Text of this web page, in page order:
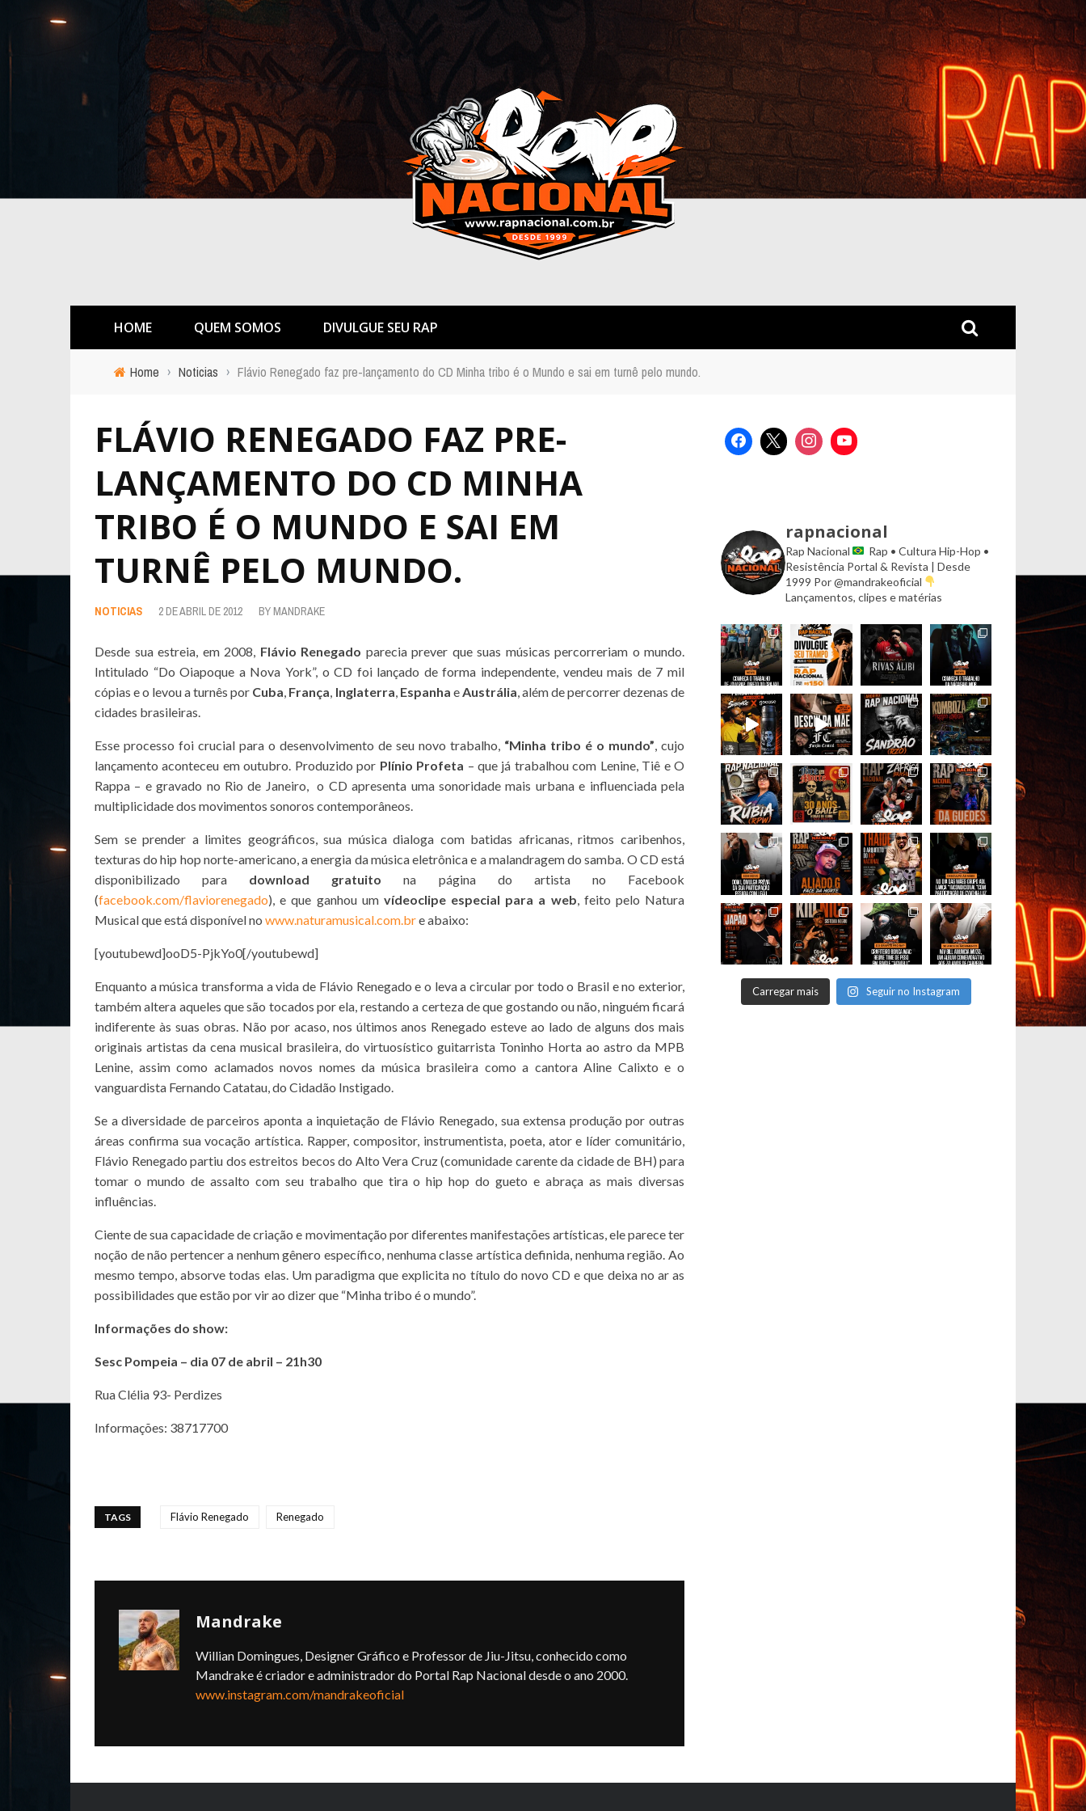
HOME QUEM SOMOS DIVULGUE SEU RAP
Home › Noticias › Flávio Renegado faz pre-lançamento do CD Minha tribo é o Mundo e sai em turnê pelo mundo.
FLÁVIO RENEGADO FAZ PRE-
LANÇAMENTO DO CD MINHA
TRIBO É O MUNDO E SAI EM
TURNÊ PELO MUNDO.
NOTICIAS 2 DE ABRIL DE 2012 BY MANDRAKE
Desde sua estreia, em 2008, Flávio Renegado parecia prever que suas músicas percorreriam o mundo.
Intitulado “Do Oiapoque a Nova York”, o CD foi lançado de forma independente, vendeu mais de 7 mil
cópias e o levou a turnês por Cuba, França, Inglaterra, Espanha eAustrália, além de percorrer dezenas de
cidades brasileiras.
Esse processo foi crucial para o desenvolvimento de seu novo trabalho, “Minha tribo é o mundo”, cujo
lançamento aconteceu em outubro. Produzido por Plínio Profeta – que já trabalhou com Lenine, Tiê e O
Rappa – e gravado no Rio de Janeiro, o CD apresenta uma sonoridade mais urbana e influenciada pela
multiplicidade dos movimentos sonoros contemporâneos.
Sem se prender a limites geográficos, sua música dialoga com batidas africanas, ritmos caribenhos,
texturas do hip hop norte-americano, a energia da música eletrônica e a malandragem do samba. O CD está
disponibilizado para download gratuito na página do artista no Facebook
(facebook.com/flaviorenegado), e que ganhou um vídeoclipe especial para a web, feito pelo Natura
Musical que está disponível no www.naturamusical.com.bre abaixo:
[youtubewd]ooD5-PjkYo0[/youtubewd]
Enquanto a música transforma a vida de Flávio Renegado e o leva a circular por todo o Brasil e no exterior,
também altera aqueles que são tocados por ela, restando a certeza de que gostando ou não, ninguém ficará
indiferente às suas obras. Não por acaso, nos últimos anos Renegado esteve ao lado de alguns dos mais
originais artistas da cena musical brasileira, do virtuosístico guitarrista Toninho Horta ao astro da MPB
Lenine, assim como aclamados novos nomes da música brasileira como a cantora Aline Calixto e o
vanguardista Fernando Catatau, do Cidadão Instigado.
Se a diversidade de parceiros aponta a inquietação de Flávio Renegado, sua extensa produção por outras
áreas confirma sua vocação artística. Rapper, compositor, instrumentista, poeta, ator e líder comunitário,
Flávio Renegado partiu dos estreitos becos do Alto Vera Cruz (comunidade carente da cidade de BH) para
tomar o mundo de assalto com seu trabalho que tira o hip hop do gueto e abraça as mais diversas
influências.
Ciente de sua capacidade de criação e movimentação por diferentes manifestações artísticas, ele parece ter
noção de não pertencer a nenhum gênero específico, nenhuma classe artística definida, nenhuma região. Ao
mesmo tempo, absorve todas elas. Um paradigma que explicita no título do novo CD e que deixa no ar as
possibilidades que estão por vir ao dizer que “Minha tribo é o mundo”.
Informações do show:
Sesc Pompeia – dia 07 de abril – 21h30
Rua Clélia 93- Perdizes
Informações: 38717700
TAGS Flávio Renegado Renegado
Mandrake
Willian Domingues, Designer Gráfico e Professor de Jiu-Jitsu, conhecido como
Mandrake é criador e administrador do Portal Rap Nacional desde o ano 2000.
www.instagram.com/mandrakeoficial
rapnacional
Rap Nacional
Rap • Cultura Hip-Hop •
Resistência Portal & Revista | Desde
1999 Por @mandrakeoficial
Lançamentos, clipes e matérias
Carregar mais Seguir no Instagram